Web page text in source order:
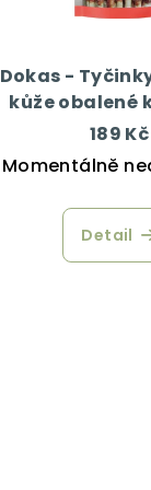
Dokas -
kůže obalené
200 g
189 Kč
Momentálně
Detail